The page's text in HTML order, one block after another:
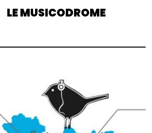
LE MUSICODROME